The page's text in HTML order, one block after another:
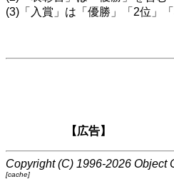
(3)「入賞」は「優勝」「2位」
【広告】
Copyright (C) 1996-2026 Object
[cache]